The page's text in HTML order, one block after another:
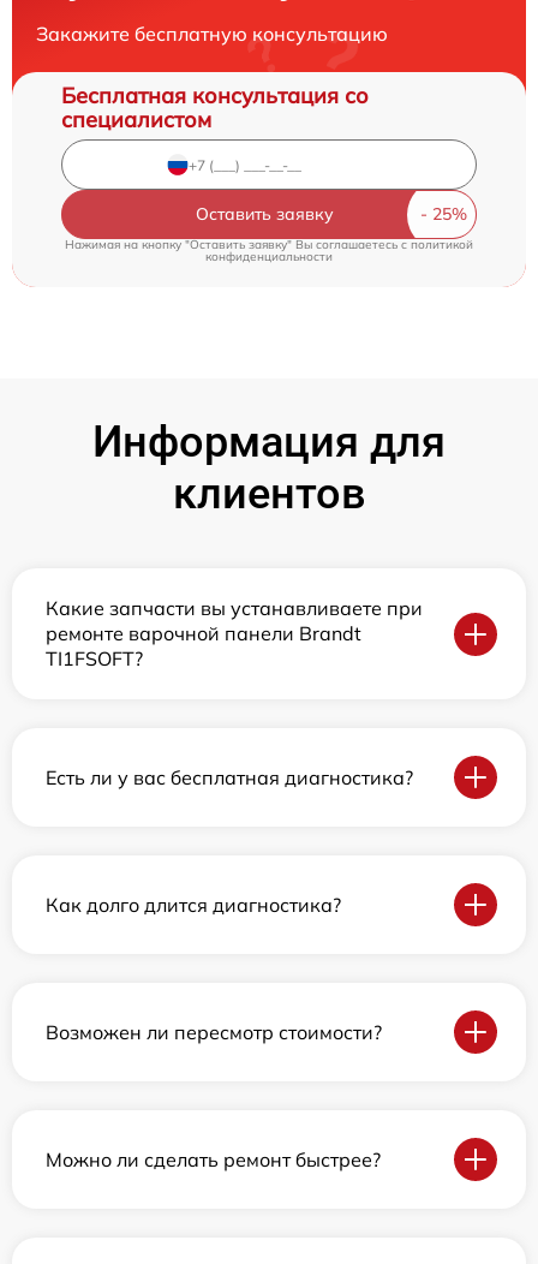
Закажите бесплатную консультацию
Бесплатная консультация со
специалистом
Оставить заявку
Нажимая на кнопку "Оставить заявку" Вы соглашаетесь cполитикой
конфиденциальности
Информация для
клиентов
Какие запчасти вы устанавливаете при
ремонте варочной панели Brandt
TI1FSOFT?
Есть ли у вас бесплатная диагностика?
Как долго длится диагностика?
Возможен ли пересмотр стоимости?
Можно ли сделать ремонт быстрее?